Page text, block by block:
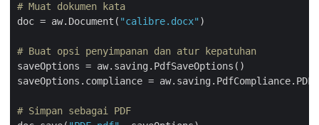
# Muat dokumen kata
doc = aw.Document( "calibre.docx" )
# Buat opsi penyimpanan dan atur kepatuhan
saveOptions = aw.saving.PdfSaveOptions()
saveOptions.compliance =
# Simpan sebagai PDF